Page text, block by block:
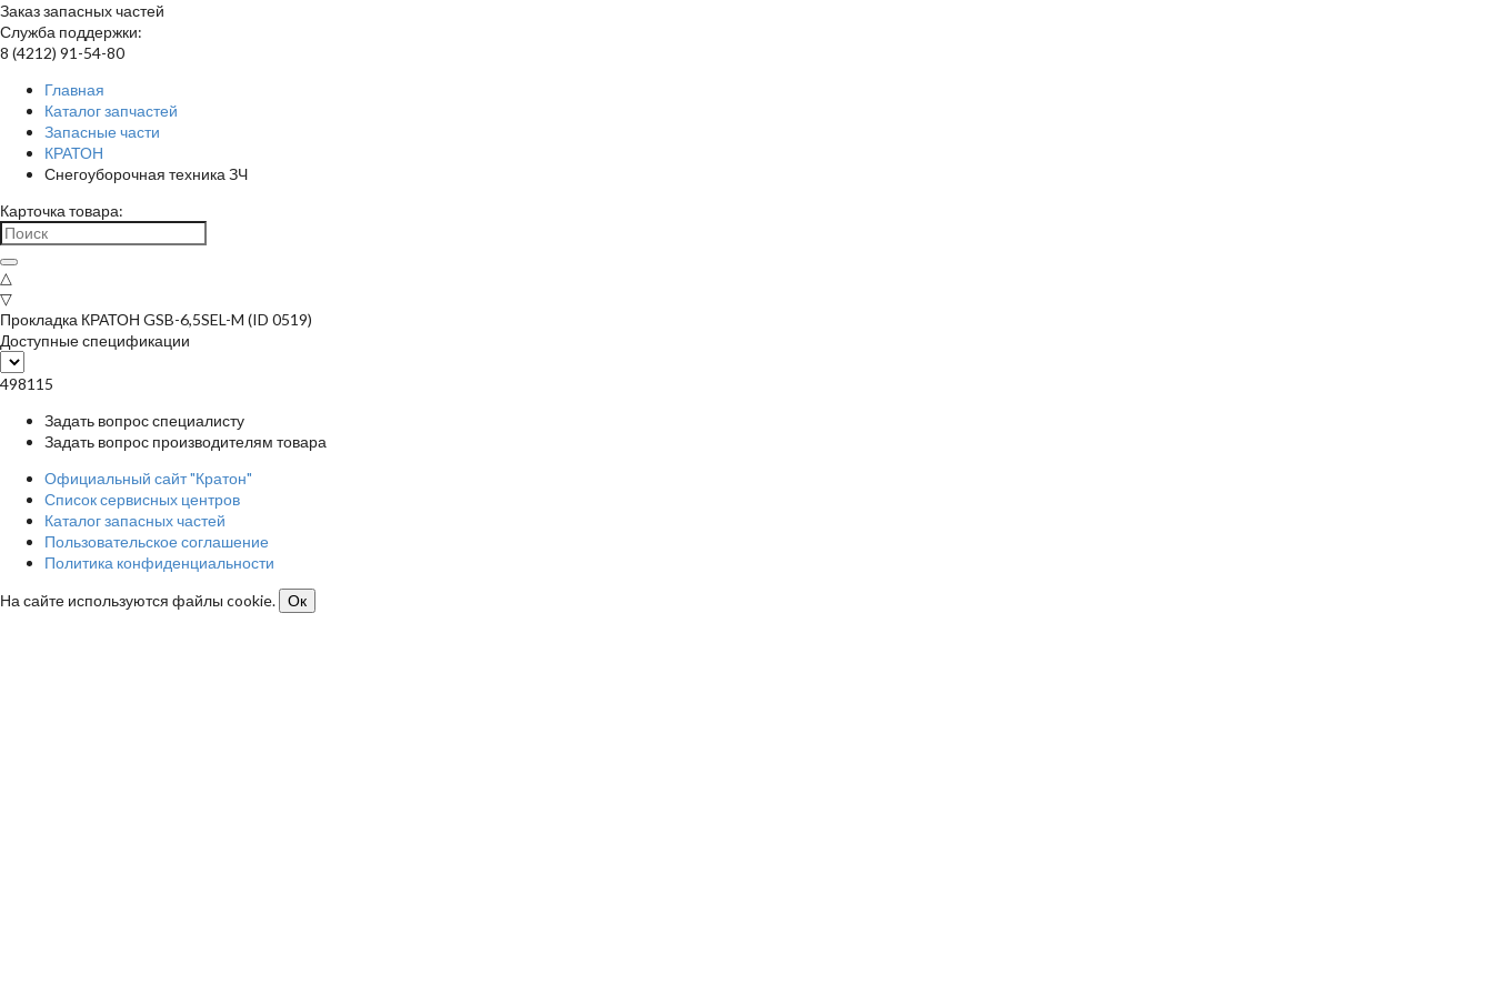
Заказ запасных частей
Служба поддержки:
8 (4212) 91-54-80
Главная
Каталог запчастей
Запасные части
КРАТОН
Снегоуборочная техника ЗЧ
Карточка товара:
△
▽
Прокладка КРАТОН GSB-6,5SEL-M (ID 0519)
Доступные спецификации
498115
Задать вопрос специалисту
Задать вопрос производителям товара
Официальный сайт "Кратон"
Список сервисных центров
Каталог запасных частей
Пользовательское соглашение
Политика конфиденциальности
На сайте используются файлы cookie.
Ок